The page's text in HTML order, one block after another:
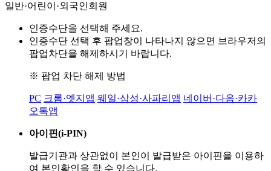
일반·어린이·외국인회원
인증수단을 선택해 주세요.
인증수단 선택 후 팝업창이 나타나지 않으면 브라우저의
팝업차단을 해제하시기 바랍니다.
※ 팝업 차단 해제 방법
PC 크롬·엣지앱 웨일·삼성·사파리앱 네이버·다음·카카
오톡앱
아이핀(i-PIN)
발급기관과 상관없이 본인이 발급받은 아이핀을 이용하
여 본인확인을 할 수 있습니다.